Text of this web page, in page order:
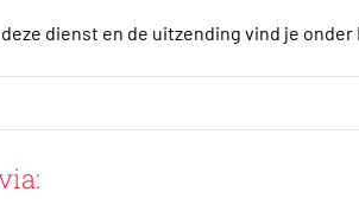
dienst en de uitzending vind je